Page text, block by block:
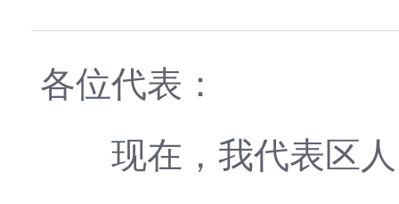
各位代表：
现在，我代表区人